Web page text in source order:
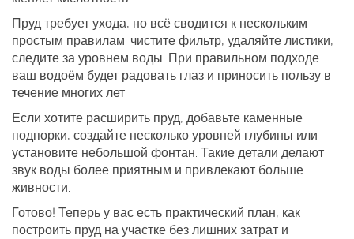
Пруд требует ухода, но всё сводится к нескольким
простым правилам: чистите фильтр, удаляйте листики,
следите за уровнем воды. При правильном подходе
ваш водоём будет радовать глаз и приносить пользу в
течение многих лет.
Если хотите расширить пруд, добавьте каменные
подпорки, создайте несколько уровней глубины или
установите небольшой фонтан. Такие детали делают
звук воды более приятным и привлекают больше
живности.
Готово! Теперь у вас есть практический план, как
построить пруд на участке без лишних затрат и